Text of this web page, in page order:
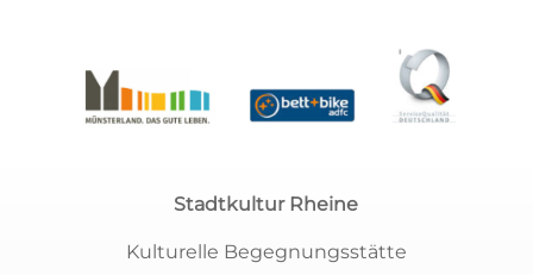
Stadtkultur Rheine
Kulturelle Begegnungsstätte